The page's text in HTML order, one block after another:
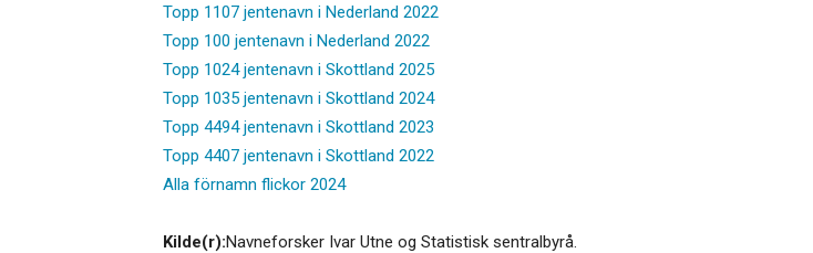
Topp 1107 jentenavn i Nederland 2022
Topp 100 jentenavn i Nederland 2022
Topp 1024 jentenavn i Skottland 2025
Topp 1035 jentenavn i Skottland 2024
Topp 4494 jentenavn i Skottland 2023
Topp 4407 jentenavn i Skottland 2022
Alla förnamn flickor 2024
Kilde(r):Navneforsker Ivar Utne og Statistisk sentralbyrå.